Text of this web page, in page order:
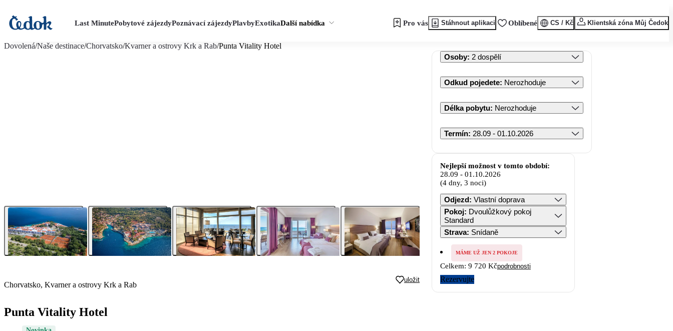
Last MinutePobytové zájezdyPoznávací zájezdyPlavbyExotikaDalší nabídka Pro vás Stáhnout aplikaci Oblíbené CS / Kč Klientská zóna Můj Čedok
Dovolená/Naše destinace/Chorvatsko/Kvarner a ostrovy Krk a Rab/Punta Vitality Hotel
Chorvatsko, Kvarner a ostrovy Krk a Rab
uložit
Punta Vitality Hotel
Osoby: 2 dospělí
Odkud pojedete: Nerozhoduje
Délka pobytu: Nerozhoduje
Termín: 28.09 - 01.10.2026
Nejlepší možnost v tomto období:
28.09 - 01.10.2026
(4 dny, 3 noci)
Odjezd: Vlastní doprava
Pokoj: Dvoulůžkový pokoj
Standard
Strava: Snídaně
MÁME UŽ JEN 2 POKOJE
Celkem: 9 720 Kčpodrobnosti
Rezervujte